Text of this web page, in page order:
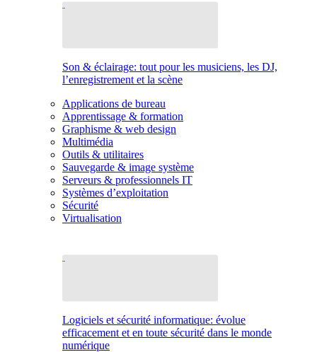
Son & éclairage: tout pour les musiciens, les DJ,
l’enregistrement et la scène
Applications de bureau
Apprentissage & formation
Graphisme & web design
Multimédia
Outils & utilitaires
Sauvegarde & image système
Serveurs & professionnels IT
Systèmes d’exploitation
Sécurité
Virtualisation
Logiciels et sécurité informatique: évolue
efficacement et en toute sécurité dans le monde
numérique